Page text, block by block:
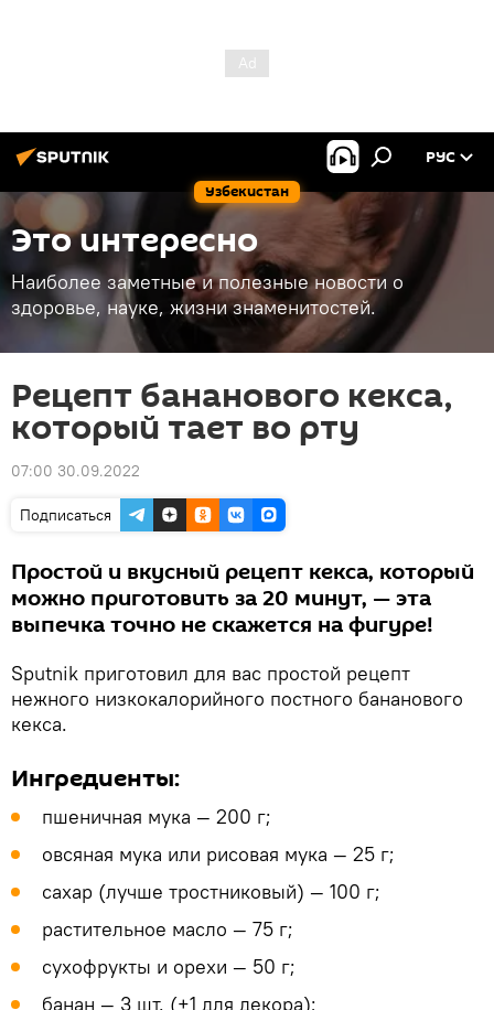
Узбекистан
РУС
Это интересно
Наиболее заметные и полезные новости о
здоровье, науке, жизни знаменитостей.
Рецепт бананового кекса,
который тает во рту
07:00 30.09.2022
Подписаться
Простой и вкусный рецепт кекса, который
можно приготовить за 20 минут, — эта
выпечка точно не скажется на фигуре!
Sputnik приготовил для вас простой рецепт
нежного низкокалорийного постного бананового
кекса.
Ингредиенты:
пшеничная мука — 200 г;
овсяная мука или рисовая мука — 25 г;
сахар (лучше тростниковый) — 100 г;
растительное масло — 75 г;
сухофрукты и орехи — 50 г;
банан — 3 шт. (+1 для декора);